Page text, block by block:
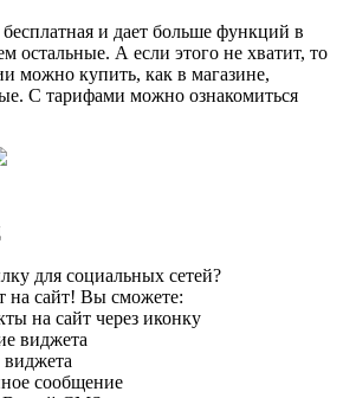
и дает больше функций в
остальные. А если этого не хватит, то
можно купить, как в магазине,
С тарифами можно ознакомиться
для социальных сетей?
на сайт! Вы сможете:
на сайт через иконку
виджета
виджета
сообщение